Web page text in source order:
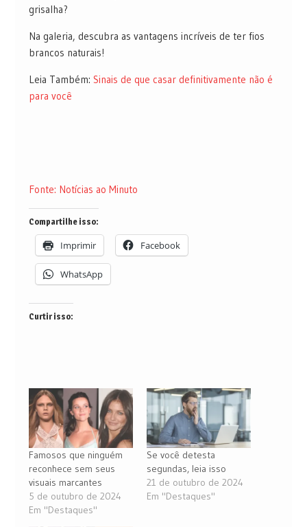
grisalha?
Na galeria, descubra as vantagens incríveis de ter fios
brancos naturais!
Leia Também: Sinais de que casar definitivamente não é
para você
Fonte: Notícias ao Minuto
Compartilhe isso:
Imprimir Facebook
WhatsApp
Curtir isso:
Famosos que ninguém
reconhece sem seus
visuais marcantes
5 de outubro de 2024
Em "Destaques"
Se você detesta
segundas, leia isso
21 de outubro de 2024
Em "Destaques"